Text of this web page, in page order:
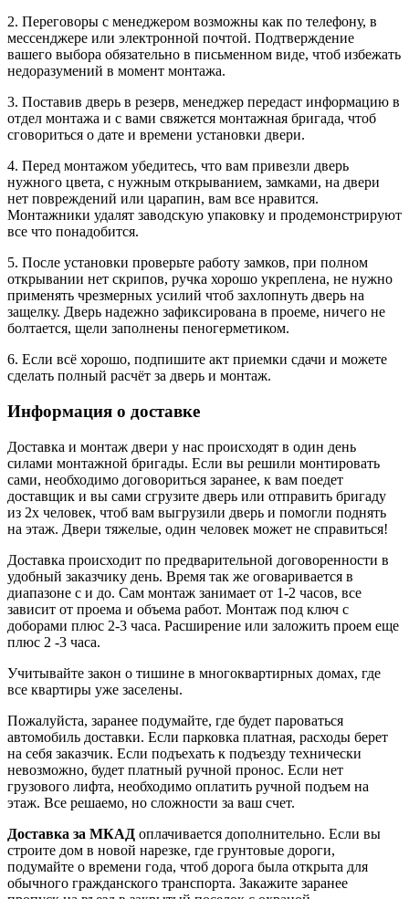
2. Переговоры с менеджером возможны как по телефону, в
мессенджере или электронной почтой. Подтверждение
вашего выбора обязательно в письменном виде, чтоб избежать
недоразумений в момент монтажа.
3. Поставив дверь в резерв, менеджер передаст информацию в
отдел монтажа и с вами свяжется монтажная бригада, чтоб
сговориться о дате и времени установки двери.
4. Перед монтажом убедитесь, что вам привезли дверь
нужного цвета, с нужным открыванием, замками, на двери
нет повреждений или царапин, вам все нравится.
Монтажники удалят заводскую упаковку и продемонстрируют
все что понадобится.
5. После установки проверьте работу замков, при полном
открывании нет скрипов, ручка хорошо укреплена, не нужно
применять чрезмерных усилий чтоб захлопнуть дверь на
защелку. Дверь надежно зафиксирована в проеме, ничего не
болтается, щели заполнены пеногерметиком.
6. Если всё хорошо, подпишите акт приемки сдачи и можете
сделать полный расчёт за дверь и монтаж.
Информация о доставке
Доставка и монтаж двери у нас происходят в один день
силами монтажной бригады. Если вы решили монтировать
сами, необходимо договориться заранее, к вам поедет
доставщик и вы сами сгрузите дверь или отправить бригаду
из 2х человек, чтоб вам выгрузили дверь и помогли поднять
на этаж. Двери тяжелые, один человек может не справиться!
Доставка происходит по предварительной договоренности в
удобный заказчику день. Время так же оговаривается в
диапазоне с и до. Сам монтаж занимает от 1-2 часов, все
зависит от проема и объема работ. Монтаж под ключ с
доборами плюс 2-3 часа. Расширение или заложить проем еще
плюс 2 -3 часа.
Учитывайте закон о тишине в многоквартирных домах, где
все квартиры уже заселены.
Пожалуйста, заранее подумайте, где будет пароваться
автомобиль доставки. Если парковка платная, расходы берет
на себя заказчик. Если подъехать к подъезду технически
невозможно, будет платный ручной пронос. Если нет
грузового лифта, необходимо оплатить ручной подъем на
этаж. Все решаемо, но сложности за ваш счет.
Доставка за МКАД оплачивается дополнительно. Если вы
строите дом в новой нарезке, где грунтовые дороги,
подумайте о времени года, чтоб дорога была открыта для
обычного гражданского транспорта. Закажите заранее